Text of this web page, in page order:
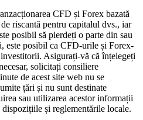
CFD și Forex bazată
riscantă pentru capitalul dvs., iar
posibil să pierdeți o parte din sau
este posibil ca CFD-urile și Forex-
Asigurați-vă că înțelegeți
solicitați consiliere
de acest site web nu se
țări și nu sunt destinate
sau utilizarea acestor informații
și reglementările locale.